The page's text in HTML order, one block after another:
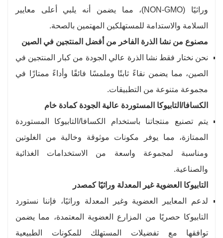
وراثيًا (NON-GMO)، مما يضمن أنه يلبي أعلى معايير
السلامة والاستدامة للمستهلكين المهتمين بالصحة.
مصنوع من نشا الذرة الفاخر من أفضل المنتجين في الصين
نحن نختار فقط نشا الذرة عالي الجودة من كبار المنتجين في
الصين، مما يضمن نقاءً ثابتًا وملمسًا فائقًا وأداءً ممتازًا في
مجموعة متنوعة من التطبيقات.
الكسافا/التابيوكا المستوردة عالية الجودة كمادة خام
يتم تصنيع منتجاتنا باستخدام الكسافا/التابيوكا المستوردة
الممتازة، مما يوفر مكونات موثوقة وخالية من الغلوتين
ومناسبة لمجموعة واسعة من الاستخدامات الغذائية
والصناعية.
التابيوكا العضوية غير المعدلة وراثيًا كمصدر
لدعم المعايير العضوية وغير المعدلة وراثيًا، فإننا نستورد
التابيوكا حصريًا من المزارع العضوية المعتمدة، مما يضمن
توافقها مع تفضيلات المستهلك للمكونات الطبيعية